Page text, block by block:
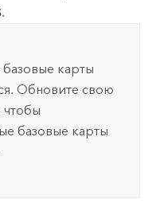
.
карты
Обновите свою
чтобы
базовые карты